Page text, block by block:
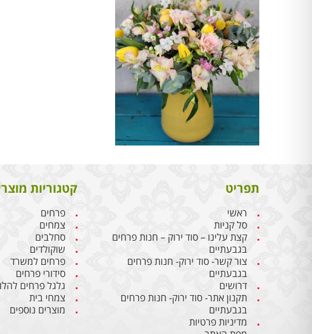
תפריט
ראשי
סל קניות
קצת עלינו – סוד ירוק – חנות פרחים
בגבעתיים
צור קשר- סוד ירוק- חנות פרחים
בגבעתיים
דרושים
תקנון אתר- סוד ירוק- חנות פרחים
בגבעתיים
מדיניות פרטיות
קטגוריות
פרחים
צמחים
סחלבים
שוקולדים
פרחים למשרד
סידורי פרחים
גלגל פרחים
צמחי בית
מוצרים נוספים